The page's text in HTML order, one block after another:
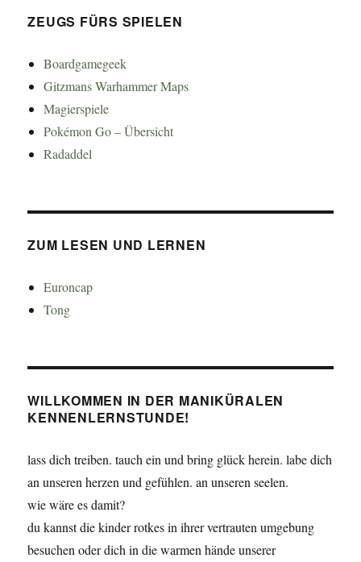
ZEUGS FÜRS SPIELEN
Boardgamegeek
Gitzmans Warhammer Maps
Magierspiele
Pokémon Go – Übersicht
Radaddel
ZUM LESEN UND LERNEN
Euroncap
Tong
WILLKOMMEN IN DER MANIKÜRALEN
KENNENLERNSTUNDE!
lass dich treiben. tauch ein und bring glück herein. labe dich
an unseren herzen und gefühlen. an unseren seelen.
wie wäre es damit?
du kannst die kinder rotkes in ihrer vertrauten umgebung
besuchen oder dich in die warmen hände unserer